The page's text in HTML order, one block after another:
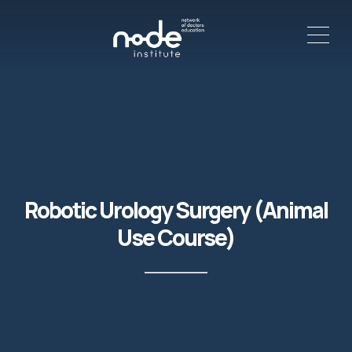
Robotic Urology Surgery (Animal
Use Course)